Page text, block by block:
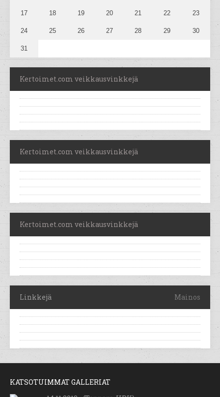
17 18 19 20 21 22 23
24 25 26 27 28 29 30
31
Kertoimet.com veikkausvinkkejä
Kertoimet.com veikkausvinkkejä
Kertoimet.com veikkausvinkkejä
Linkkejä Mainos
KATSOTUIMMAT GALLERIAT